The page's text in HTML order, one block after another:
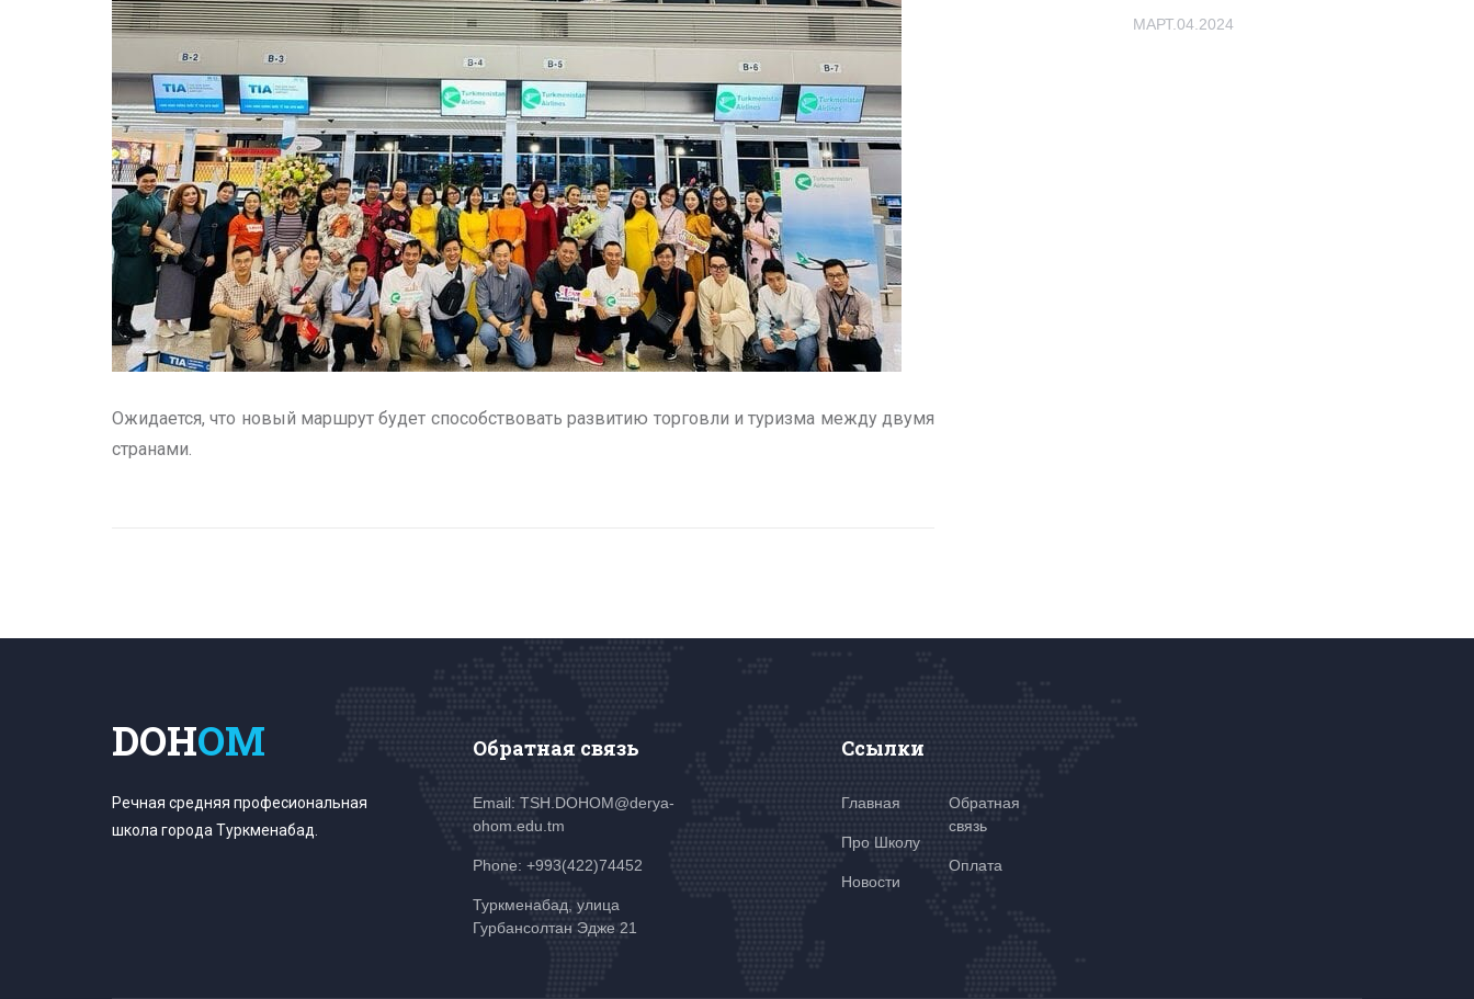
Ожидается, что новый маршрут будет способствовать развитию торговли и туризма между двумя
странами.
МАРТ.04.2024
DOHOM
Речная средняя професиональная
школа города Туркменабад.
Обратная связь
Email: TSH.DOHOM@derya-
ohom.edu.tm
Phone: +993(422)74452
Туркменабад, улица
Гурбансолтан Эдже 21
Ссылки
Главная
Про Школу
Новости
Обратная
связь
Оплата